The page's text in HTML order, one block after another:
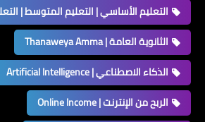
التعليم الأساسي | التعليم المتوسط |
الثانوية العامة | Thanaweya Amma
الذكاء الاصطناعي | Artificial Intelligence
الربح من الإنترنت | Online Income